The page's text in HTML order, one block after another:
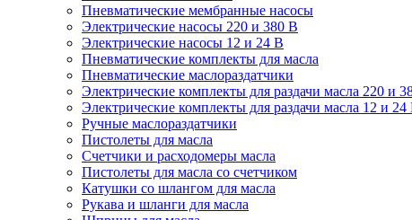
Пневматические мембранные насосы
Электрические насосы 220 и 380 В
Электрические насосы 12 и 24 В
Пневматические комплекты для масла
Пневматические маслораздатчики
Электрические комплекты для раздачи масла 220 и
Электрические комплекты для раздачи масла 12 и 24
Ручные маслораздатчики
Пистолеты для масла
Счетчики и расходомеры масла
Пистолеты для масла со счетчиком
Катушки со шлангом для масла
Рукава и шланги для масла